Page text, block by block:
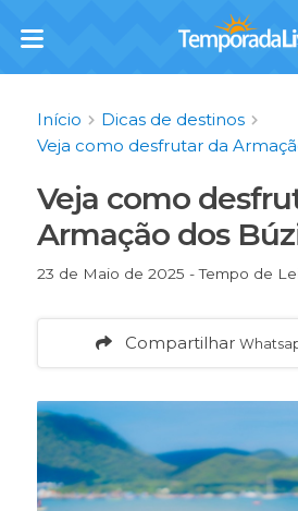
Início
Dicas de destinos
Veja como desfrutar da
Veja como
Armação dos
23 de Maio de 2025 - Tempo de
Compartilhar